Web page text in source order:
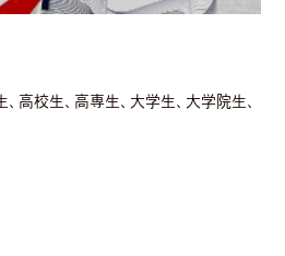
高校生、高専生、大学生、大学院生、